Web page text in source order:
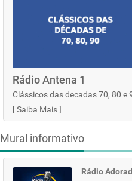
Rádio Antena 1
Clássicos das decadas 70, 80 e
[Saiba Mais]
Mural informativo
Rádio